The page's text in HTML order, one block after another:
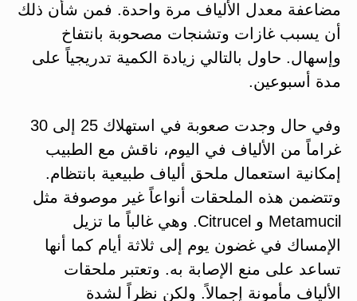
مضاعفة معدل الألياف مرة واحدة. فمن شأن ذلك
أن يسبب غازات وتشنجات مصحوبة بانتفاخ
وإسهال. حاول بالتالي زيادة الكمية تدريجياً على
مدة أسبوعين.
وفي حال وجدت صعوبة في استهلاك 25 إلى 30
غراماً من الألياف في اليوم، ناقش مع الطبيب
إمكانية استعمال ملحق ألياف طبيعية بانتظام.
وتتضمن هذه الملحقات أنواعاً غير موصوفة مثل
Metamucil و Citrucel. وهي غالباً ما تزيل
الإمساك في غضون يوم إلى ثلاثة أيام كما أنها
تساعد على منع الإصابة به. وتعتبر ملحقات
الألياف مأمونة إجمالاً. ولكن نظراً لشدة